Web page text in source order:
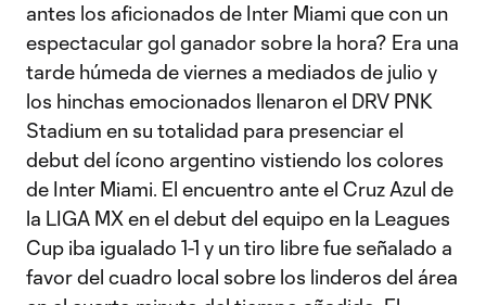
antes los aficionados de Inter Miami que con un
espectacular gol ganador sobre la hora? Era una
tarde húmeda de viernes a mediados de julio y
los hinchas emocionados llenaron el DRV PNK
Stadium en su totalidad para presenciar el
debut del ícono argentino vistiendo los colores
de Inter Miami. El encuentro ante el Cruz Azul de
la LIGA MX en el debut del equipo en la Leagues
Cup iba igualado 1-1 y un tiro libre fue señalado a
favor del cuadro local sobre los linderos del área